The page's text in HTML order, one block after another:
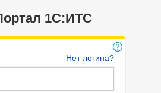
1C:ИТС
Нет логина?